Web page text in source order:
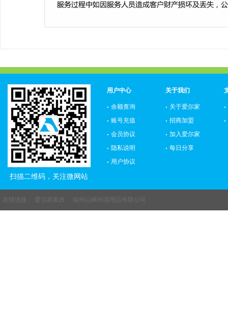
扫描二维码，关注微网站
用户中心
余额查询
账号充值
会员协议
隐私说明
用户协议
关于我们
关于爱尔家
招商加盟
加入爱尔家
每日分享
友情连接： 爱尔家家政 福州山崎环境用品有限公司